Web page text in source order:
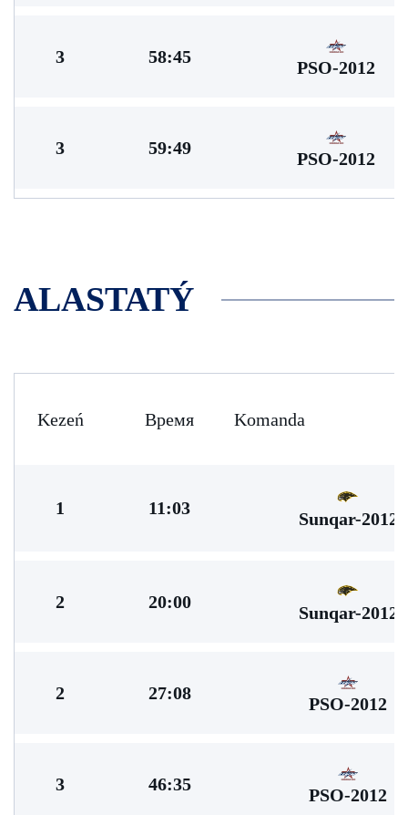
3 58:45
PSO-2012
3 59:49
PSO-2012
ALASTATÝ
Kezeń Время Komanda
1 11:03
Sunqar-2012
2 20:00
Sunqar-2012
2 27:08
PSO-2012
3 46:35
PSO-2012